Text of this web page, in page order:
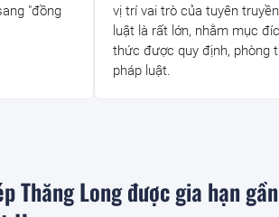
"đồng
vị trí vai trò của tuyên
luật là rất lớn, nhằm mục
thức được quy định, phòng
pháp luật.
Thăng Long được gia hạn